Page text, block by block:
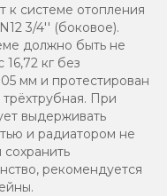
к системе отопления
3/4'' (боковое).
должно быть не
кг без
мм и протестирован
При
выдерживать
и радиатором не
рекомендуется